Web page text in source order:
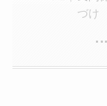
づけ